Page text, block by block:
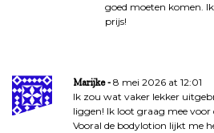
goed moeten komen.
prijs!
Marijke
8 mei 2026 at 12:01
Ik zou wat vaker lekker
liggen! Ik loot graag mee voor
Vooral de bodylotion lijkt me